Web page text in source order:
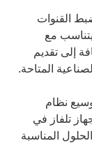
القنوات
مع
إلى تقديم
المتاحة.
نظام
تلفاز في
المناسبة